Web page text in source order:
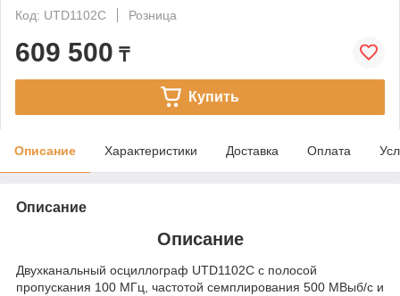
Код: UTD1102C
Розница
609 500 ₸
Купить
Описание Характеристики Доставка Оплата
Описание
Описание
Двухканальный осциллограф UTD1102C с полосой
пропускания 100 МГц, частотой семплирования 500 МВыб/с и